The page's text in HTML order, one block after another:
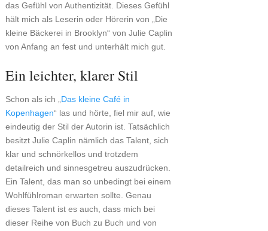
das Gefühl von Authentizität. Dieses Gefühl
hält mich als Leserin oder Hörerin von „Die
kleine Bäckerei in Brooklyn“ von Julie Caplin
von Anfang an fest und unterhält mich gut.
Ein leichter, klarer Stil
Schon als ich „ Das kleine Café in
Kopenhagen“ las und hörte, fiel mir auf, wie
eindeutig der Stil der Autorin ist. Tatsächlich
besitzt Julie Caplin nämlich das Talent, sich
klar und schnörkellos und trotzdem
detailreich und sinnesgetreu auszudrücken.
Ein Talent, das man so unbedingt bei einem
Wohlfühlroman erwarten sollte. Genau
dieses Talent ist es auch, dass mich bei
dieser Reihe von Buch zu Buch und von